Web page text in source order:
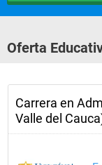
Oferta
Carrera en
Valle del